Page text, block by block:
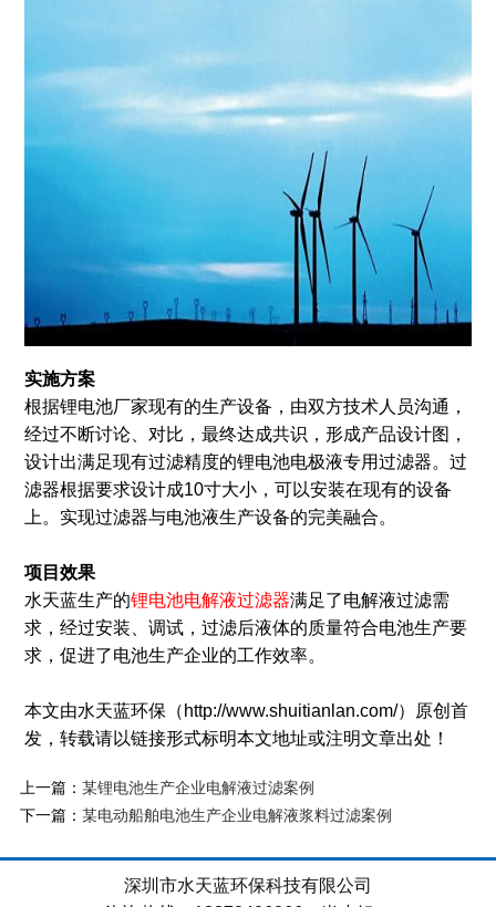
实施方案
根据锂电池厂家现有的生产设备，由双方技术人员沟通，
经过不断讨论、对比，最终达成共识，形成产品设计图，
设计出满足现有过滤精度的锂电池电极液专用过滤器。过
滤器根据要求设计成10寸大小，可以安装在现有的设备
上。实现过滤器与电池液生产设备的完美融合。
项目效果
水天蓝生产的锂电池电解液过滤器满足了电解液过滤需
求，经过安装、调试，过滤后液体的质量符合电池生产要
求，促进了电池生产企业的工作效率。
本文由水天蓝环保（http://www.shuitianlan.com/）原创首
发，转载请以链接形式标明本文地址或注明文章出处！
上一篇： 某锂电池生产企业电解液过滤案例
下一篇： 某电动船舶电池生产企业电解液浆料过滤案例
深圳市水天蓝环保科技有限公司